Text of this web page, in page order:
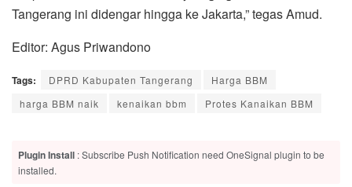
Tangerang ini didengar hingga ke Jakarta,” tegas Amud.
Editor: Agus Priwandono
Tags: DPRD Kabupaten Tangerang
Harga BBM
harga BBM naik
kenaikan bbm Protes Kanaikan BBM
Plugin Install : Subscribe Push Notification need OneSignal plugin to be
installed.